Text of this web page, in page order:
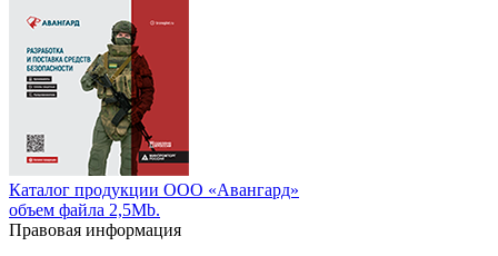
Каталог продукции ООО «Авангард»
объем файла 2,5Mb.
Правовая информация